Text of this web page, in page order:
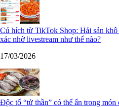
Cú hích từ TikTok Shop: Hải sản
xác nhờ livestream như thế nào?
17/03/2026
Độc tố “tử thần” có thể ẩn trong món